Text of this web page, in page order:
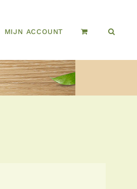
MIJN ACCOUNT